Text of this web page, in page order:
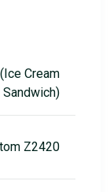
Cream
Sandwich)
Z2420